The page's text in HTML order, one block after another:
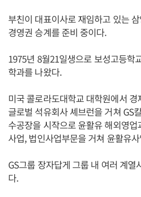
부친이 대표이사로 재임하고 있는
경영권 승계를 준비 중이다.
1975년 8월21일생으로 보성고등학
학과를 나왔다.
미국 콜로라도대학교 대학원에서
글로벌 석유회사 셰브런을 거쳐 GS
수공장을 시작으로 윤활유 해외영업
사업, 법인사업부문을 거쳐 윤활유
GS그룹 장자답게 그룹 내 여러 계열
다.